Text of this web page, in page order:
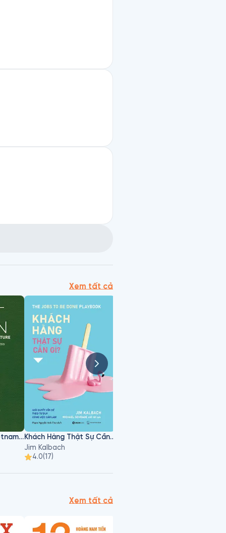
Xem tất cả
Right to Win for Vietnamese Agriculture
Khách Hàng Thật Sự Cần Gì?
Jim Kalbach
4.0(17)
Xem tất cả